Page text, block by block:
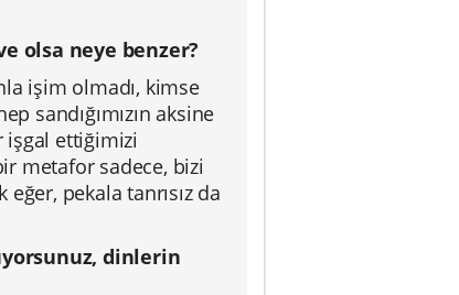
olsa neye benzer?
işim olmadı, kimse
sandığımızın aksine
işgal ettiğimizi
metafor sadece, bizi
pekala tanrısız da
dinlerin